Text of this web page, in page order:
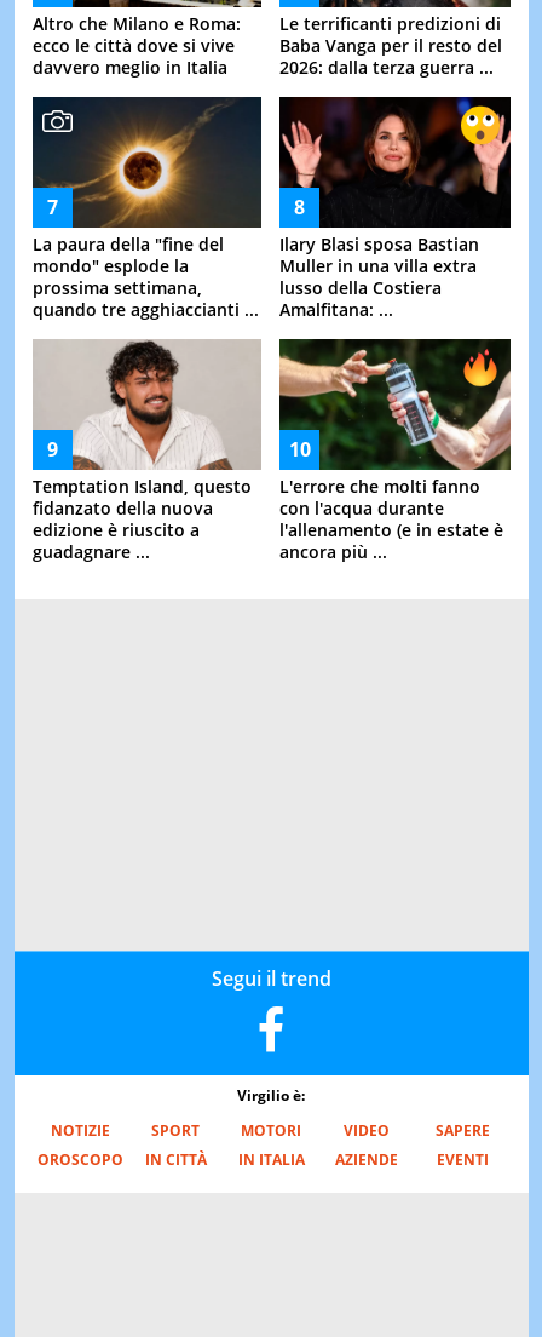
Altro che Milano e Roma:
ecco le città dove si vive
davvero meglio in Italia
Le terrificanti predizioni di
Baba Vanga per il resto del
2026: dalla terza guerra ...
La paura della "fine del
mondo" esplode la
prossima settimana,
quando tre agghiaccianti ...
Ilary Blasi sposa Bastian
Muller in una villa extra
lusso della Costiera
Amalfitana: ...
Temptation Island, questo
fidanzato della nuova
edizione è riuscito a
guadagnare ...
L'errore che molti fanno
con l'acqua durante
l'allenamento (e in estate è
ancora più ...
Segui il trend
Virgilio è:
NOTIZIE
SPORT MOTORI VIDEO
SAPERE
OROSCOPO
IN CITTÀ IN ITALIA AZIENDE EVENTI